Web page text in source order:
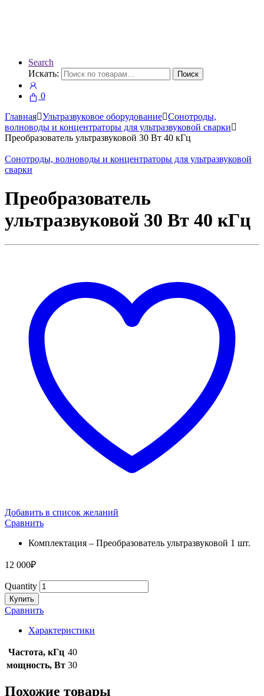
Search
Искать:
Поиск
0
Главная Ультразвуковое оборудование Сонотроды,
волноводы и концентраторы для ультразвуковой сварки
Преобразователь ультразвуковой 30 Вт 40 кГц
Сонотроды, волноводы и концентраторы для ультразвуковой
сварки
Преобразователь
ультразвуковой 30 Вт 40 кГц
Добавить в список желаний
Сравнить
Комплектация – Преобразователь ультразвуковой 1 шт.
12 000₽
Quantity
Купить
Сравнить
Характеристики
Частота, кГц 40
мощность, Вт 30
Похожие товары